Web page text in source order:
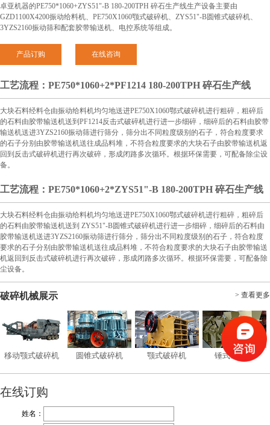
卓亚机器的PE750*1060+ZYS51"-B 180-200TPH 碎石生产线生产设备主要由
GZD1100X4200振动给料机、PE750X1060颚式破碎机、ZYS51"-B圆锥式破碎机、
3YZS2160振动筛和配套胶带输送机、电控系统等组成。
产品订购 在线咨询
工艺流程：PE750*1060+2*PF1214 180-200TPH 碎石生产线
大块石料经料仓由振动给料机均匀地送进PE750X1060鄂式破碎机进行粗碎，粗碎后
的石料由胶带输送机送到PF1214反击式破碎机进行进一步细碎，细碎后的石料由胶带
输送机送进3YZS2160振动筛进行筛分，筛分出不同粒度级别的石子，符合粒度要求
的石子分别由胶带输送机送往成品料堆，不符合粒度要求的大块石子由胶带输送机返
回到反击式破碎机进行再次破碎，形成闭路多次循环。根据环保需要，可配备除尘设
备。
工艺流程：PE750*1060+2*ZYS51"-B 180-200TPH 碎石生产线
大块石料经料仓由振动给料机均匀地送进PE750X1060鄂式破碎机进行粗碎，粗碎后
的石料由胶带输送机送到 ZYS51"-B圆锥式破碎机进行进一步细碎，细碎后的石料由
胶带输送机送进3YZS2160振动筛进行筛分，筛分出不同粒度级别的石子，符合粒度
要求的石子分别由胶带输送机送往成品料堆，不符合粒度要求的大块石子由胶带输送
机返回到反击式破碎机进行再次破碎，形成闭路多次循环。根据环保需要，可配备除
尘设备。
破碎机械展示 > 查看更多
移动颚式破碎机 圆锥式破碎机 颚式破碎机 锤式破碎机